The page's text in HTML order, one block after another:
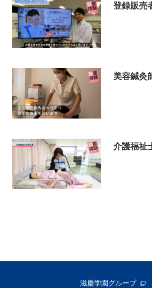
登録販売
美容鍼灸
介護福祉
滋慶学園グループ